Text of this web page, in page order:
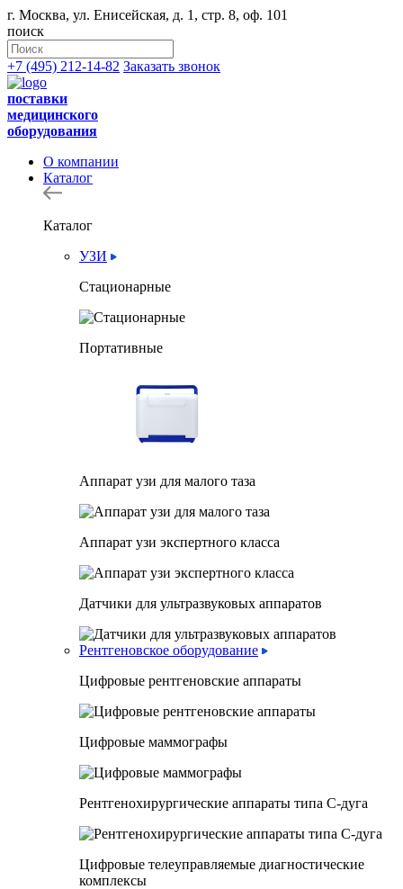
г. Москва, ул. Енисейская, д. 1, стр. 8, оф. 101
поиск
+7 (495) 212-14-82 Заказать звонок
поставки
медицинского
оборудования
О компании
Каталог
Каталог
УЗИ
Стационарные
Портативные
Аппарат узи для малого таза
Аппарат узи экспертного класса
Датчики для ультразвуковых аппаратов
Рентгеновское оборудование
Цифровые рентгеновские аппараты
Цифровые маммографы
Рентгенохирургические аппараты типа C-дуга
Цифровые телеуправляемые диагностические
комплексы